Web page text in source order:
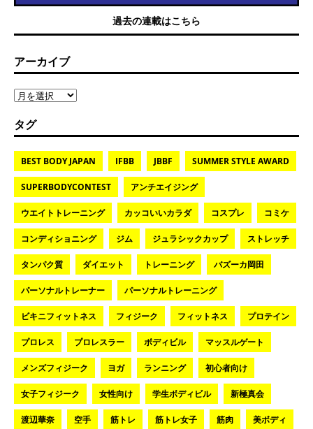
過去の連載はこちら
アーカイブ
タグ
BEST BODY JAPAN IFBB JBBF SUMMER STYLE AWARD
SUPERBODYCONTEST アンチエイジング
ウエイトトレーニング カッコいいカラダ コスプレ コミケ
コンディショニング ジム ジュラシックカップ ストレッチ
タンパク質 ダイエット トレーニング バズーカ岡田
パーソナルトレーナー パーソナルトレーニング
ビキニフィットネス フィジーク フィットネス プロテイン
プロレス プロレスラー ボディビル マッスルゲート
メンズフィジーク ヨガ ランニング 初心者向け
女子フィジーク 女性向け 学生ボディビル 新極真会
渡辺華奈 空手 筋トレ 筋トレ女子 筋肉 美ボディ